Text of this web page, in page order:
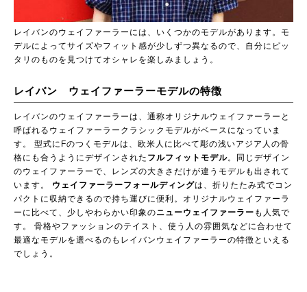
レイバンのウェイファーラーには、いくつかのモデルがあります。モ
デルによってサイズやフィット感が少しずつ異なるので、自分にピッ
タリのものを見つけてオシャレを楽しみましょう。
レイバン ウェイファーラーモデルの特徴
レイバンのウェイファーラーは、通称オリジナルウェイファーラーと
呼ばれるウェイファーラークラシックモデルがベースになっていま
す。 型式にFのつくモデルは、欧米人に比べて彫の浅いアジア人の骨
格にも合うようにデザインされた フルフィットモデル。同じデザイン
のウェイファーラーで、レンズの大きさだけが違うモデルも出されて
います。 ウェイファーラーフォールディングは、折りたたみ式でコン
パクトに収納できるので持ち運びに便利。オリジナルウェイファーラ
ーに比べて、少しやわらかい印象のニューウェイファーラー も人気で
す。 骨格やファッションのテイスト、使う人の雰囲気などに合わせて
最適なモデルを選べるのもレイバンウェイファーラーの特徴といえる
でしょう。